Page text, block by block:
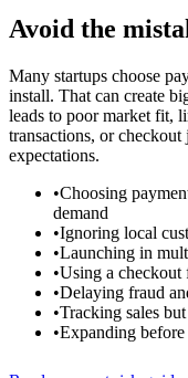
Avoid the
Many startups choose
install. That can create
leads to poor market fit,
transactions, or
expectations.
•Choosing
demand
•Ignoring local
•Launching in
•Using a
•Delaying fraud
•Tracking sales
•Expanding